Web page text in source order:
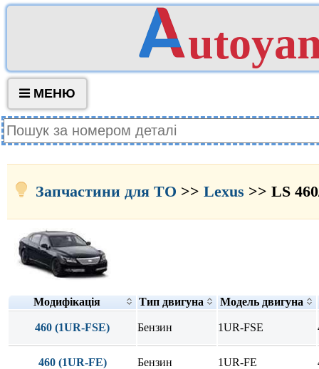
МЕНЮ
Запчастини для ТО >> Lexus >> LS
Модифікація Тип двигуна Модель двигуна
460 (1UR-FSE) Бензин 1UR-FSE
460 (1UR-FE) Бензин 1UR-FE